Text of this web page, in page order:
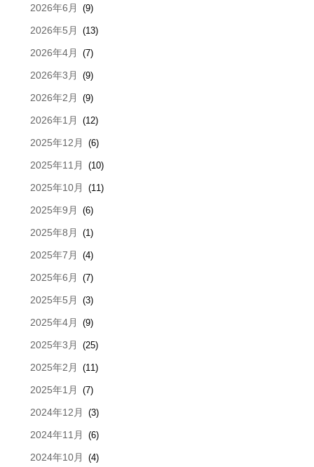
2026年6月 (9)
2026年5月 (13)
2026年4月 (7)
2026年3月 (9)
2026年2月 (9)
2026年1月 (12)
2025年12月 (6)
2025年11月 (10)
2025年10月 (11)
2025年9月 (6)
2025年8月 (1)
2025年7月 (4)
2025年6月 (7)
2025年5月 (3)
2025年4月 (9)
2025年3月 (25)
2025年2月 (11)
2025年1月 (7)
2024年12月 (3)
2024年11月 (6)
2024年10月 (4)